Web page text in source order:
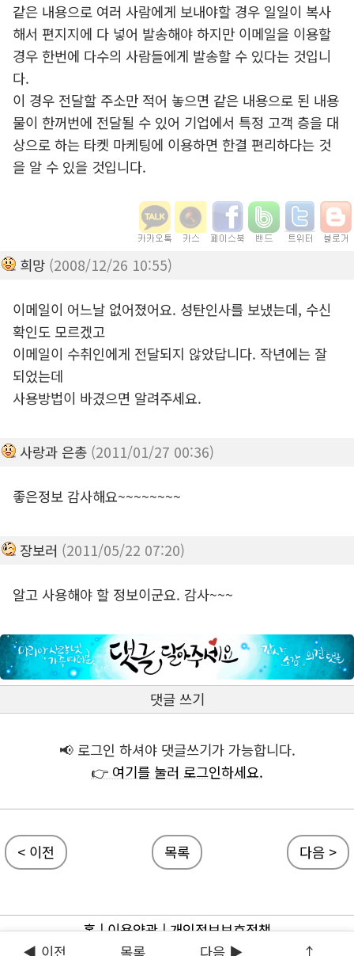
같은 내용으로 여러 사람에게 보내야할 경우 일일이 복사
해서 편지지에 다 넣어 발송해야 하지만 이메일을 이용할
경우 한번에 다수의 사람들에게 발송할 수 있다는 것입니
다.
이 경우 전달할 주소만 적어 놓으면 같은 내용으로 된 내용
물이 한꺼번에 전달될 수 있어 기업에서 특정 고객 층을 대
상으로 하는 타켓 마케팅에 이용하면 한결 편리하다는 것
을 알 수 있을 것입니다.
희망 (2008/12/26 10:55)
이메일이 어느날 없어졌어요. 성탄인사를 보냈는데, 수신
확인도 모르겠고
이메일이 수취인에게 전달되지 않았답니다. 작년에는 잘
되었는데
사용방법이 바겼으면 알려주세요.
사랑과 은총 (2011/01/27 00:36)
좋은정보 감사해요~~~~~~~~
장보러 (2011/05/22 07:20)
알고 사용해야 할 정보이군요. 감사~~~
댓글 쓰기
📢 로그인 하셔야 댓글쓰기가 가능합니다.
👉 여기를 눌러 로그인하세요.
< 이전 목록 다음 >
홈|이용약관|개인정보보호정책
◀ 이전 목록 다음 ▶ ↑